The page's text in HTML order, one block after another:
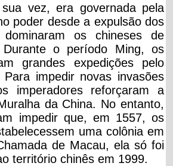
vez, era governada pela
poder desde a expulsão dos
os chineses de
o período Ming, os
grandes expedições pelo
Para impedir novas invasões
imperadores reforçaram a
da China. No entanto,
impedir que, em 1557, os
uma colônia em
de Macau, ela só foi
território chinês em 1999.